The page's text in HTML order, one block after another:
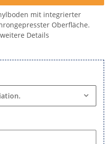
mit integrierter
Oberfläche.
Details